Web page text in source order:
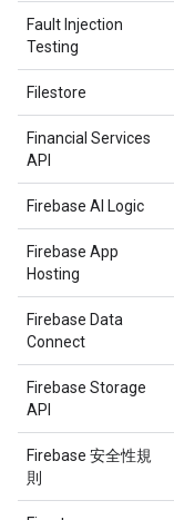
Fault Injection
Testing
Filestore
Financial Services
API
Firebase AI Logic
Firebase App
Hosting
Firebase Data
Connect
Firebase Storage
API
Firebase 安全性規
則